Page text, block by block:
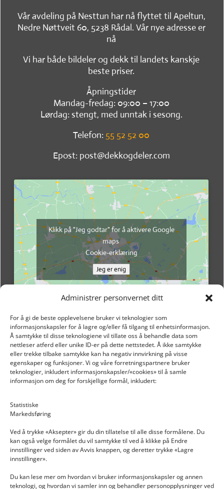
Administrer personvernet ditt
For å gi de beste opplevelsene bruker vi teknologier som
informasjonskapsler for å lagre og/eller få tilgang til enhetsinformasjon.
Å samtykke til disse teknologiene vil tillate oss å behandle data som
nettleser atferd eller unike ID-er på dette nettstedet. Å ikke samtykke
eller trekke tilbake samtykke kan ha negativ innvirkning på visse
egenskaper og funksjoner. Vi og våre forretningspartnere bruker
teknologier, inkludert informasjonskapsler/«cookies» til å samle
informasjon om deg for forskjellige formål, inkludert:
Statistiske
Markedsføring
Ved å trykke «Aksepter» gir du din tillatelse til alle disse formålene. Du
kan også velge formålet du vil samtykke til ved å klikke på Endre
innstillinger ved siden av Avvis knappen, og deretter trykke «Lagre
innstillinger».
Du kan lese mer om hvordan vi bruker informasjonskapsler og annen
teknologi, og hvordan vi samler inn og behandler personopplysninger ved
Vår avdeling på Nesttun har nå flyttet til Apeltun,
Nedre Nøttveit 60, 5238 Rådal. Vår nye adresse er
nå
Vi har både bildeler og dekk til landets kanskje
beste priser.
Åpningstider
Mandag-fredag: 09:00 – 17:00
Lørdag: stengt, med unntak i sesong.
Telefon: 55 52 52 00
Epost: post@dekkogdeler.com
Klikk på "Jeg godtar" for å aktivere Google
maps
Cookie-erklæring
Jeg er enig
INFORMASJON